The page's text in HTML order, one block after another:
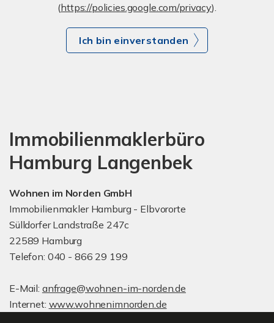
(https://policies.google.com/privacy).
Ich bin einverstanden
Immobilienmaklerbüro
Hamburg Langenbek
Wohnen im Norden GmbH
Immobilienmakler Hamburg - Elbvororte
Sülldorfer Landstraße 247c
22589 Hamburg
Telefon: 040 - 866 29 199
E-Mail: anfrage@wohnen-im-norden.de
Internet: www.wohnenimnorden.de